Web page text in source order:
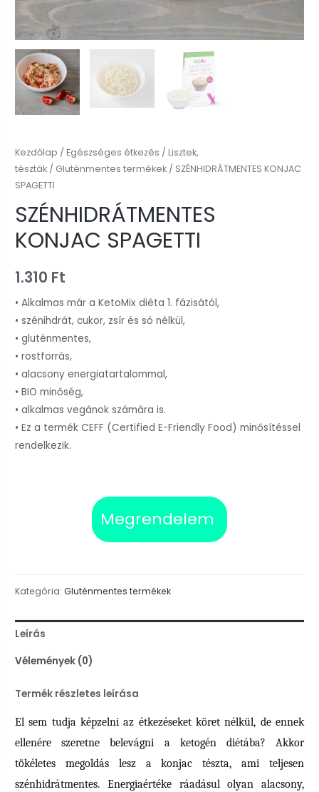
Kezdőlap /Egészséges étkezés /Lisztek,
tészták / Gluténmentes termékek / SZÉNHIDRÁTMENTES KONJAC
SPAGETTI
SZÉNHIDRÁTMENTES
KONJAC SPAGETTI
1.310 Ft
• Alkalmas már a KetoMix diéta 1. fázisától,
• szénihdrát, cukor, zsír és só nélkül,
• gluténmentes,
• rostforrás,
• alacsony energiatartalommal,
• BIO minőség,
• alkalmas vegánok számára is.
• Ez a termék CEFF (Certified E-Friendly Food) minősítéssel
rendelkezik.
Megrendelem
Kategória:Gluténmentes termékek
Leírás
Vélemények (0)
Termék részletes leírása
El sem tudja képzelni az étkezéseket köret nélkül, de ennek
ellenére szeretne belevágni a ketogén diétába? Akkor
tökéletes megoldás lesz a konjac tészta, ami teljesen
szénhidrátmentes. Energiaértéke ráadásul olyan alacsony,